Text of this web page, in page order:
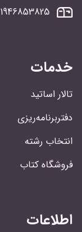
1946853825
خدمات
تالار اساتید
دفتربرنامه‌ریزی
انتخاب رشته
فروشگاه کتاب
اطلاعات